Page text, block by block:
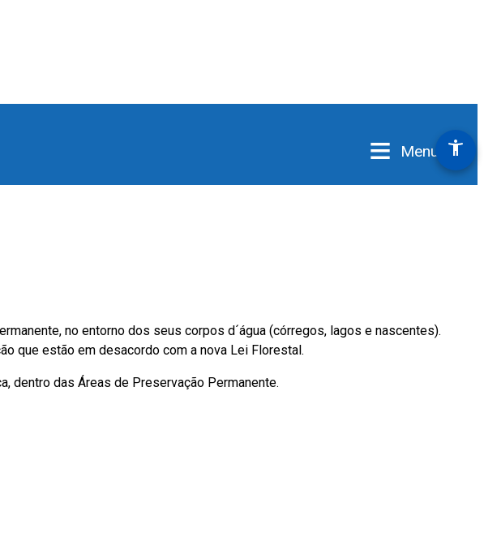
accessibility_new
≡ Menu
no entorno dos seus corpos d´água (córregos, lagos e nascentes).
que estão em desacordo com a nova Lei Florestal.
dentro das Áreas de Preservação Permanente.